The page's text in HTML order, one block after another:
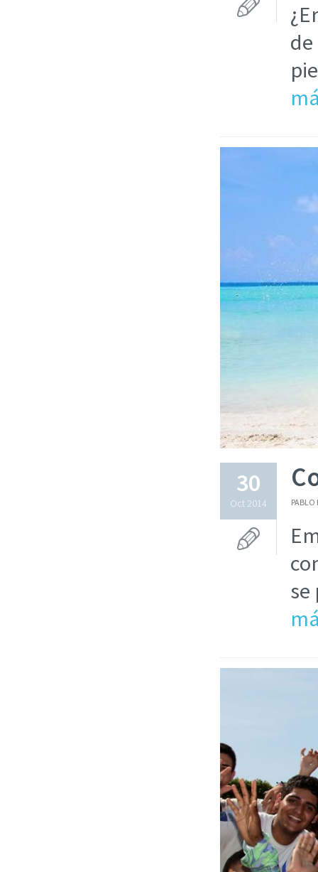
30
Oct 2014 PABLO
se